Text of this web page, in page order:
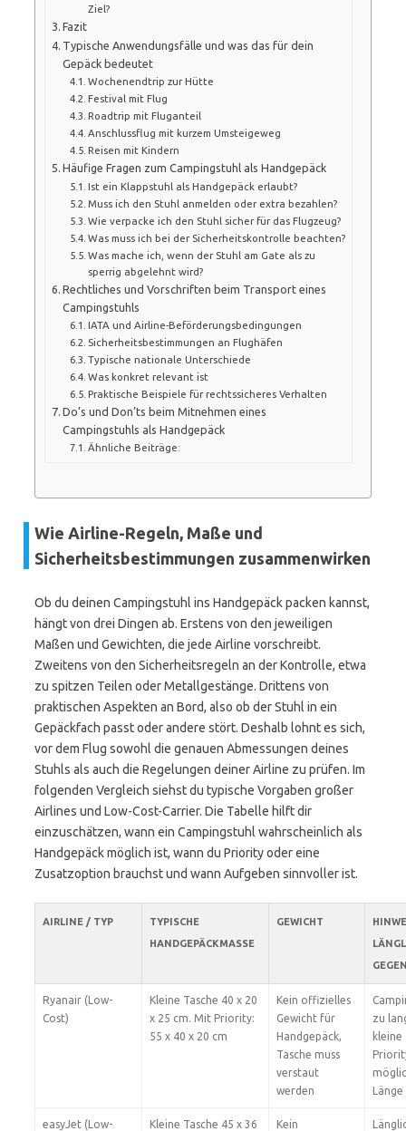
Ziel?
Fazit
Typische Anwendungsfälle und was das für dein
Gepäck bedeutet
Wochenendtrip zur Hütte
Festival mit Flug
Roadtrip mit Fluganteil
Anschlussflug mit kurzem Umsteigeweg
Reisen mit Kindern
Häufige Fragen zum Campingstuhl als Handgepäck
Ist ein Klappstuhl als Handgepäck erlaubt?
Muss ich den Stuhl anmelden oder extra bezahlen?
Wie verpacke ich den Stuhl sicher für das Flugzeug?
Was muss ich bei der Sicherheitskontrolle beachten?
Was mache ich, wenn der Stuhl am Gate als zu
sperrig abgelehnt wird?
Rechtliches und Vorschriften beim Transport eines
Campingstuhls
IATA und Airline-Beförderungsbedingungen
Sicherheitsbestimmungen an Flughäfen
Typische nationale Unterschiede
Was konkret relevant ist
Praktische Beispiele für rechtssicheres Verhalten
Do’s und Don’ts beim Mitnehmen eines
Campingstuhls als Handgepäck
Ähnliche Beiträge:
Wie Airline-Regeln, Maße und
Sicherheitsbestimmungen zusammenwirken
Ob du deinen Campingstuhl ins Handgepäck packen kannst,
hängt von drei Dingen ab. Erstens von den jeweiligen
Maßen und Gewichten, die jede Airline vorschreibt.
Zweitens von den Sicherheitsregeln an der Kontrolle, etwa
zu spitzen Teilen oder Metallgestänge. Drittens von
praktischen Aspekten an Bord, also ob der Stuhl in ein
Gepäckfach passt oder andere stört. Deshalb lohnt es sich,
vor dem Flug sowohl die genauen Abmessungen deines
Stuhls als auch die Regelungen deiner Airline zu prüfen. Im
folgenden Vergleich siehst du typische Vorgaben großer
Airlines und Low-Cost-Carrier. Die Tabelle hilft dir
einzuschätzen, wann ein Campingstuhl wahrscheinlich als
Handgepäck möglich ist, wann du Priority oder eine
Zusatzoption brauchst und wann Aufgeben sinnvoller ist.
AIRLINE / TYP
TYPISCHE
HANDGEPÄCKMASSE
GEWICHT
Ryanair (Low-
Cost)
Kleine Tasche 40 x 20
x 25 cm. Mit Priority:
55 x 40 x 20 cm
Kein offizielles
Gewicht für
Handgepäck,
Tasche muss
verstaut
werden
zu
kleine
Länge
easyJet (Low-
Kleine Tasche 45 x 36
Kein